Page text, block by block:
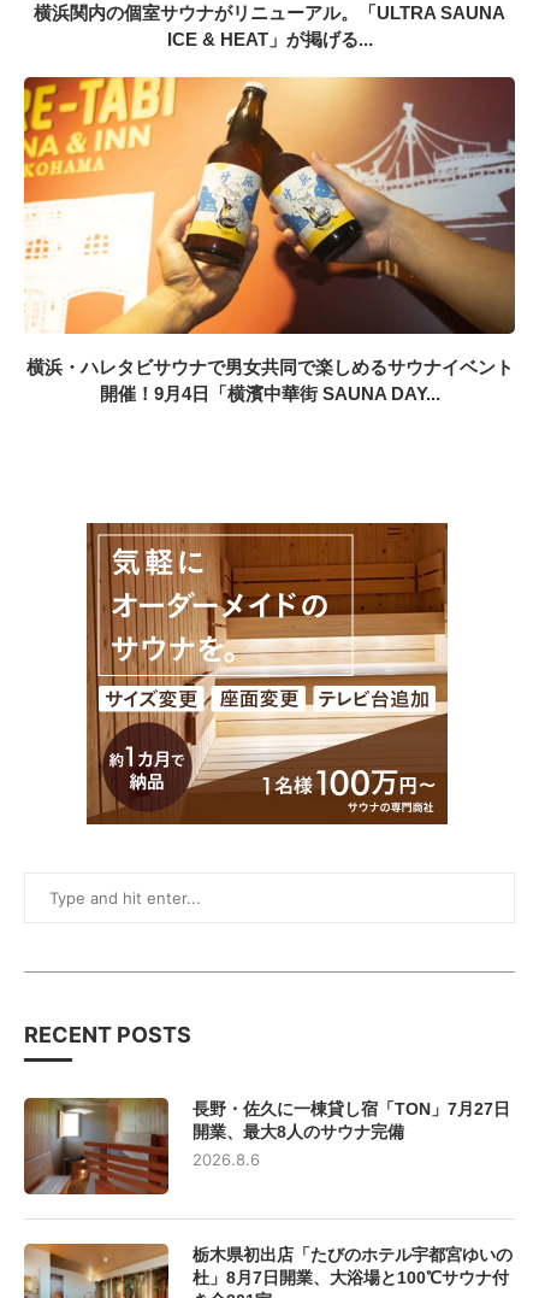
横浜関内の個室サウナがリニューアル。「ULTRA SAUNA
ICE & HEAT」が掲げる...
横浜・ハレタビサウナで男女共同で楽しめるサウナイベント
開催！9月4日「横濱中華街 SAUNA DAY...
RECENT POSTS
長野・佐久に一棟貸し宿「TON」7月27日
開業、最大8人のサウナ完備
2026.8.6
栃木県初出店「たびのホテル宇都宮ゆいの
杜」8月7日開業、大浴場と100℃サウナ付